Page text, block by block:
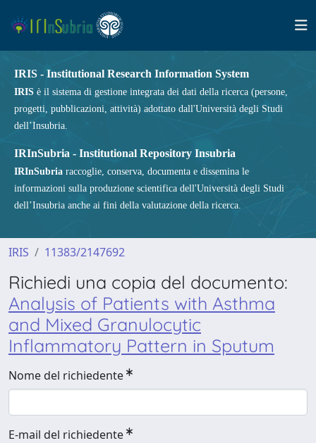
IRIS - Institutional Research Information System
IRIS è il sistema di gestione integrata dei dati della ricerca (persone,
progetti, pubblicazioni, attività) adottato dall'Università degli Studi
dell’Insubria.
IRInSubria - Institutional Repository Insubria
IRInSubria raccoglie, conserva, documenta e dissemina le
informazioni sulla produzione scientifica dell'Università degli Studi
dell’Insubria anche ai fini della valutazione della ricerca.
IRIS 11383/2147692
Richiedi una copia del documento:
Analysis of Patients with Asthma
and Mixed Granulocytic
Inflammatory Pattern in Sputum
Nome del richiedente
E-mail del richiedente